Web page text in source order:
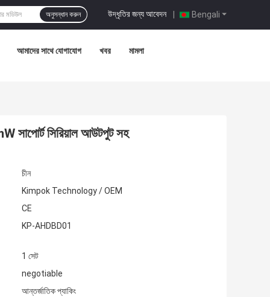
Bengali
উদ্ধৃতির জন্য আবেদন |
অনুসন্ধান করুন
আমাদের সাথে যোগাযোগ খবর মামলা
সাপোর্ট সিরিয়াল আউটপুট সহ
চীন
Kimpok Technology / OEM
CE
KP-AHDBD01
1 সেট
negotiable
আন্তর্জাতিক প্যাকিং